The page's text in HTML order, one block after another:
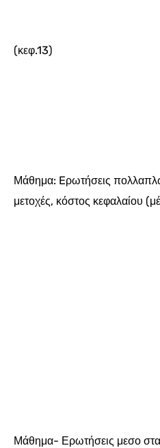
(κεφ.13)
Μάθημα: Eρωτήσεις
μετοχές, κόστος κεφαλαίου
Μάθημα- Ερωτήσεις μεσο